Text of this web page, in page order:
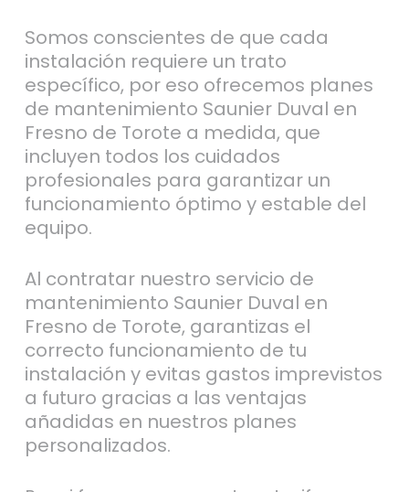
Somos conscientes de que cada
instalación requiere un trato
específico, por eso ofrecemos planes
de mantenimiento Saunier Duval en
Fresno de Torote a medida, que
incluyen todos los cuidados
profesionales para garantizar un
funcionamiento óptimo y estable del
equipo.
Al contratar nuestro servicio de
mantenimiento Saunier Duval en
Fresno de Torote, garantizas el
correcto funcionamiento de tu
instalación y evitas gastos imprevistos
a futuro gracias a las ventajas
añadidas en nuestros planes
personalizados.